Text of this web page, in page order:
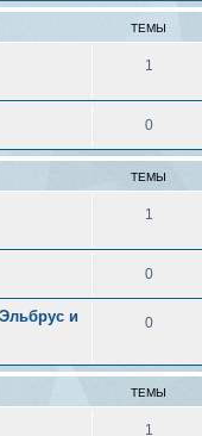
ТЕМЫ
1
0
ТЕМЫ
1
0
и
0
ТЕМЫ
1